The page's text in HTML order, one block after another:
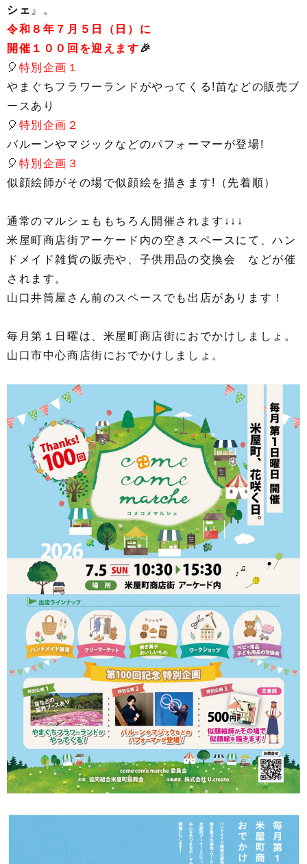
シェ 』。
令和８ 年７月５日（日）に
開催１００回を迎えます 🎉
🎈 特別企画１
やまぐちフラワーランドがやってくる!苗などの販売ブ
ースあり
🎈 特別企画２
バルーンやマジックなどのパフォーマーが登場!
🎈 特別企画３
似顔絵師がその場で似顔絵を描きます!（先着順）
通常のマルシェももちろん開催されます↓↓↓
米屋町商店街アーケード内の空きスペースにて、ハン
ドメイド雑貨の販売や、子供用品の交換会 などが催
されます。
山口井筒屋さん前のスペースでも出店があります！
毎月第１日曜は、米屋町商店街におでかけしましょ。
山口市中心商店街におでかけしましょ。